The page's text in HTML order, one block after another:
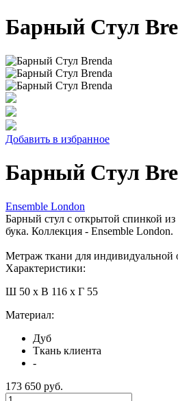
Барный Стул
Добавить в избранное
Барный Стул
Ensemble London
Барный стул с открытой спинкой из
бука. Коллекция - Ensemble London.
Метраж ткани для индивидуальной
Характеристики:
Ш 50 x В 116 x Г 55
Материал:
Дуб
Ткань клиента
-
173 650 руб.